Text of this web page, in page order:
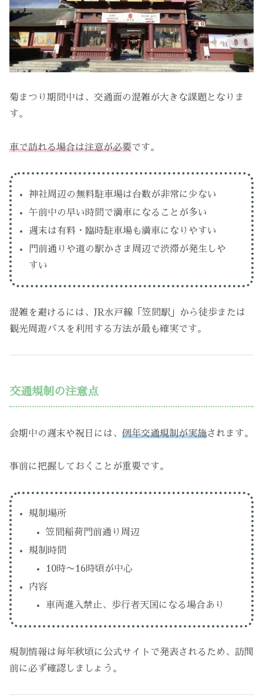
菊まつり期間中は、交通面の混雑が大きな課題となりま
す。
車で訪れる場合は注意が必要です。
神社周辺の無料駐車場は台数が非常に少ない
午前中の早い時間で満車になることが多い
週末は有料・臨時駐車場も満車になりやすい
門前通りや道の駅かさま周辺で渋滞が発生しや
すい
混雑を避けるには、JR水戸線「笠間駅」から徒歩または
観光周遊バスを利用する方法が最も確実です。
交通規制の注意点
会期中の週末や祝日には、 例年交通規制が実施されます。
事前に把握しておくことが重要です。
規制場所
笠間稲荷門前通り周辺
規制時間
10時〜16時頃が中心
内容
車両進入禁止、歩行者天国になる場合あり
規制情報は毎年秋頃に公式サイトで発表されるため、訪問
前に必ず確認しましょう。